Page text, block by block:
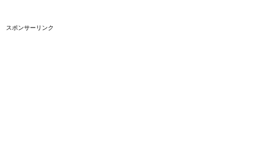
スポンサーリンク